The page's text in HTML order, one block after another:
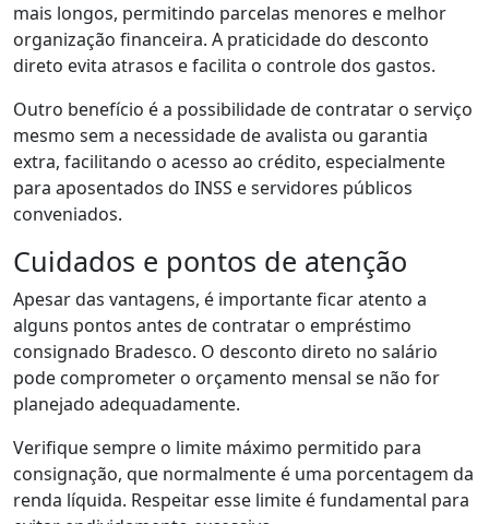
mais longos, permitindo parcelas menores e melhor
organização financeira. A praticidade do desconto
direto evita atrasos e facilita o controle dos gastos.
Outro benefício é a possibilidade de contratar o serviço
mesmo sem a necessidade de avalista ou garantia
extra, facilitando o acesso ao crédito, especialmente
para aposentados do INSS e servidores públicos
conveniados.
Cuidados e pontos de atenção
Apesar das vantagens, é importante ficar atento a
alguns pontos antes de contratar o empréstimo
consignado Bradesco. O desconto direto no salário
pode comprometer o orçamento mensal se não for
planejado adequadamente.
Verifique sempre o limite máximo permitido para
consignação, que normalmente é uma porcentagem da
renda líquida. Respeitar esse limite é fundamental para